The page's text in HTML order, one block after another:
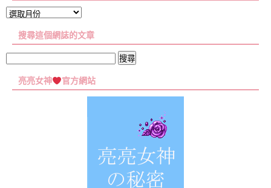
文
彙
搜尋這個網誌的文章
關
亮亮女神 官方網站